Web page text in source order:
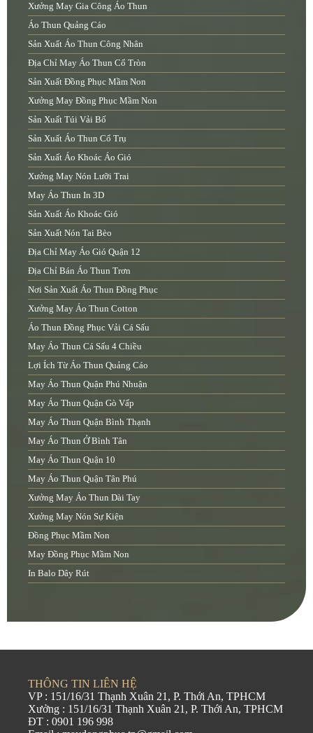
Xưởng May Gia Công Áo Thun
Áo Thun Quảng Cáo
Sản Xuất Áo Thun Công Nhân
Địa Chỉ May Áo Thun Cổ Tròn
Sản Xuất Đồng Phục Mầm Non
Xưởng May Đồng Phục Mầm Non
Sản Xuất Túi Vải Bố
Sản Xuất Áo Thun Cổ Trụ
Sản Xuất Áo Khoác Áo Gió
Xưởng May Nón Lưỡi Trai
May Áo Thun In 3D
Sản Xuất Áo Khoác Gió
Sản Xuất Nón Tai Bèo
Địa Chỉ May Áo Gió Quận 12
Địa Chỉ Bán Áo Thun Trơn
Nơi Sản Xuất Áo Thun Đồng Phục
Xưởng May Áo Thun Cotton
Áo Thun Đồng Phục Vải Cá Sấu
May Áo Thun Cá Sấu 4 Chiều
Lợi Ích Từ Áo Thun Quảng Cáo
May Áo Thun Quận Phú Nhuận
May Áo Thun Quận Gò Vấp
May Áo Thun Quận Bình Thạnh
May Áo Thun Ở Bình Tân
May Áo Thun Quận 10
May Áo Thun Quận Tân Phú
Xưởng May Áo Thun Dài Tay
Xưởng May Nón Sự Kiện
Đồng Phục Mầm Non
May Đồng Phục Mầm Non
In Balo Dây Rút
THÔNG TIN LIÊN HỆ
VP : 151/16/31 Thạnh Xuân 21, P. Thới An, TPHCM
Xưởng : 151/16/31 Thạnh Xuân 21, P. Thới An, TPHCM
ĐT : 0901 196 998